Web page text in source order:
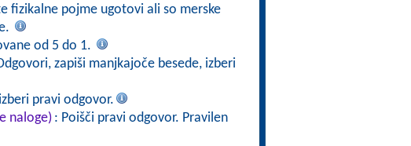
fizikalne pojme ugotovi ali so merske
od 5 do 1.
zapiši manjkajoče besede, izberi
pravi odgovor.
naloge) : Poišči pravi odgovor. Pravilen